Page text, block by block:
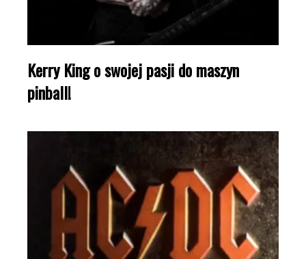
Kerry King o swojej pasji do maszyn
pinball!